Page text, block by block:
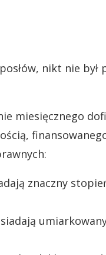
nikt nie
miesięcznego
znaczny